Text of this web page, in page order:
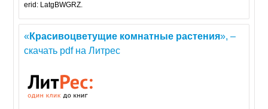
erid: LatgBWGRZ.
«Красивоцветущие комнатные растения», –
скачать pdf на Литрес